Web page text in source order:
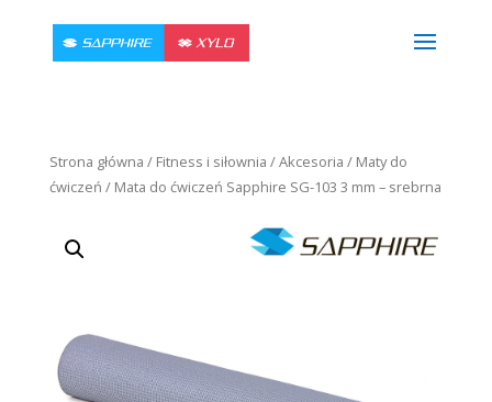
Strona główna / Fitness i siłownia /Akcesoria / Maty do
ćwiczeń / Mata do ćwiczeń Sapphire SG-103 3 mm – srebrna